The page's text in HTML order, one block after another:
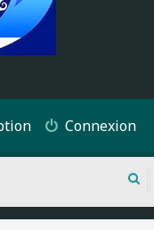
Connexion
e